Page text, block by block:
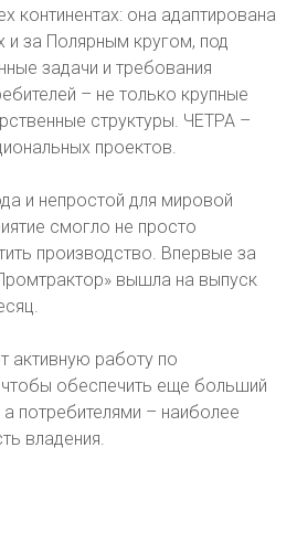
континентах: она адаптирована
и за Полярным кругом, под
задачи и требования
– не только крупные
структуры. ЧЕТРА –
проектов.
и непростой для мировой
смогло не просто
производство. Впервые за
вышла на выпуск
активную работу по
обеспечить еще больший
потребителями – наиболее
владения.